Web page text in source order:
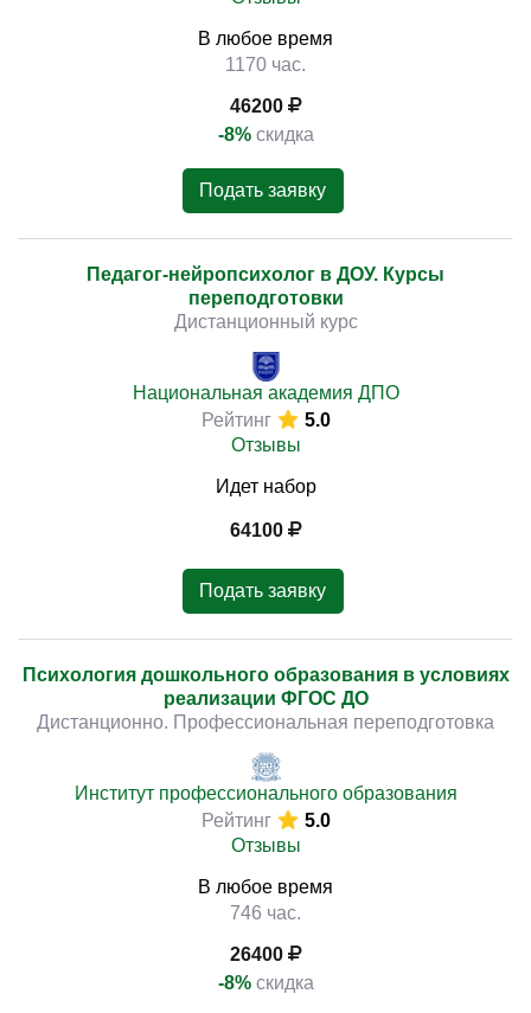
В любое время
1170 час.
46200
-8% скидка
Подать заявку
Педагог-нейропсихолог в ДОУ. Курсы
переподготовки
Дистанционный курс
Национальная академия ДПО
Рейтинг
5.0
Отзывы
Идет набор
64100
Подать заявку
Психология дошкольного образования в условиях
реализации ФГОС ДО
Дистанционно. Профессиональная переподготовка
Институт профессионального образования
Рейтинг
5.0
Отзывы
В любое время
746 час.
26400
-8% скидка